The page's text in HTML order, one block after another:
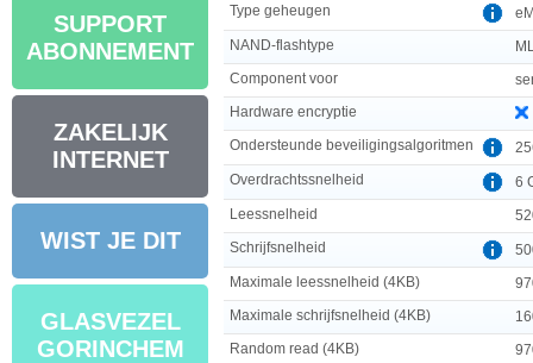
SUPPORT
ABONNEMENT
ZAKELIJK
INTERNET
WIST JE DIT
GLASVEZEL
GORINCHEM
Type geheugen
NAND-flashtype
Component voor
Hardware encryptie
Ondersteunde beveiligingsalgoritmen
Overdrachtssnelheid
6
Leessnelheid
Schrijfsnelheid
Maximale leessnelheid (4KB)
Maximale schrijfsnelheid (4KB)
Random read (4KB)